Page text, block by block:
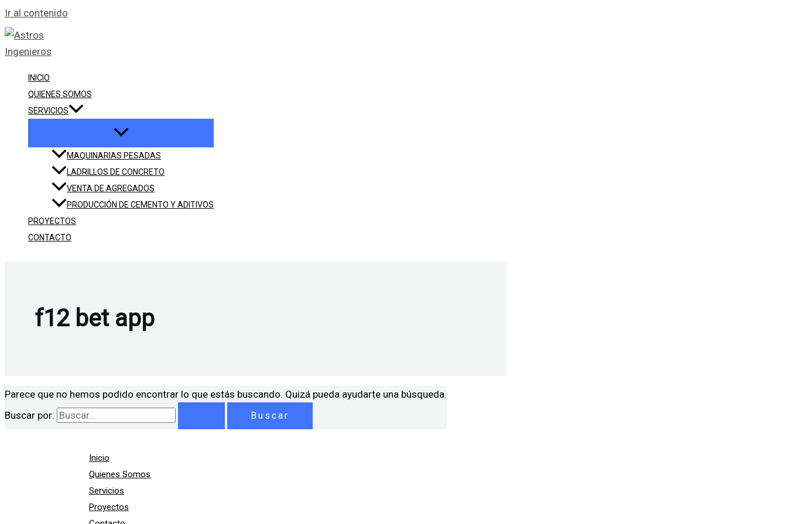
Ir al contenido
INICIO
QUIENES SOMOS
SERVICIOS
MAQUINARIAS PESADAS
LADRILLOS DE CONCRETO
VENTA DE AGREGADOS
PRODUCCIÓN DE CEMENTO Y ADITIVOS
PROYECTOS
CONTACTO
f12 bet app
Parece que no hemos podido encontrar lo que estás buscando. Quizá pueda ayudarte una búsqueda.
Buscar por:
Inicio
Quienes Somos
Servicios
Proyectos